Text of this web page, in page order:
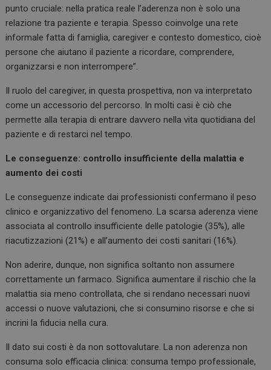
punto cruciale: nella pratica reale l’aderenza non è solo una
relazione tra paziente e terapia. Spesso coinvolge una rete
informale fatta di famiglia, caregiver e contesto domestico, cioè
persone che aiutano il paziente a ricordare, comprendere,
organizzarsi e non interrompere”.
Il ruolo del caregiver, in questa prospettiva, non va interpretato
come un accessorio del percorso. In molti casi è ciò che
permette alla terapia di entrare davvero nella vita quotidiana del
paziente e di restarci nel tempo.
Le conseguenze: controllo insufficiente della malattia e
aumento dei costi
Le conseguenze indicate dai professionisti confermano il peso
clinico e organizzativo del fenomeno. La scarsa aderenza viene
associata al controllo insufficiente delle patologie (35%), alle
riacutizzazioni (21%) e all’aumento dei costi sanitari (16%).
Non aderire, dunque, non significa soltanto non assumere
correttamente un farmaco. Significa aumentare il rischio che la
malattia sia meno controllata, che si rendano necessari nuovi
accessi o nuove valutazioni, che si consumino risorse e che si
incrini la fiducia nella cura.
Il dato sui costi è da non sottovalutare. La non aderenza non
consuma solo efficacia clinica: consuma tempo professionale,